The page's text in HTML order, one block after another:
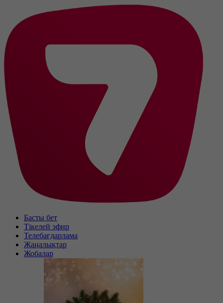
Басты бет
Тікелей эфир
Телебағдарлама
Жаңалықтар
Жобалар